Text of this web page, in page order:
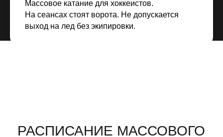
Массовое катание для хоккеистов.
На сеансах стоят ворота. Не допускается
выход на лед без экипировки.